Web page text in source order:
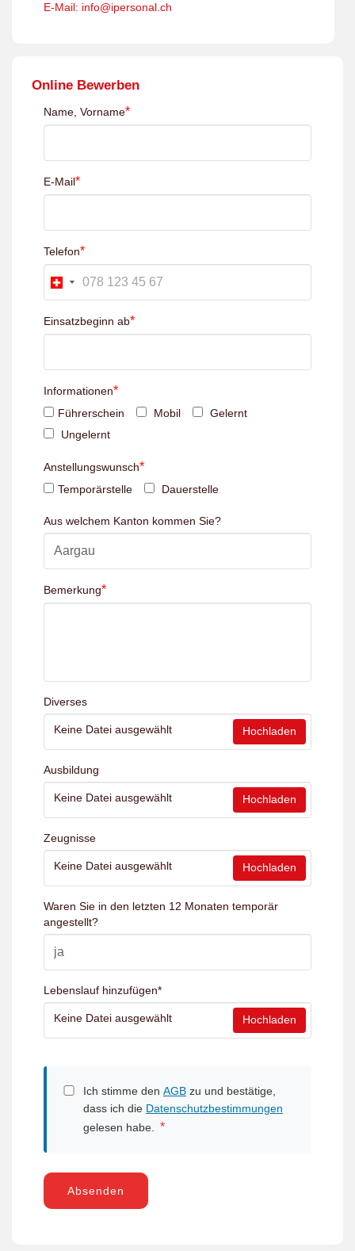
E-Mail: info@ipersonal.ch
Online Bewerben
Name, Vorname*
E-Mail*
Telefon*
Einsatzbeginn ab*
Informationen*
Führerschein Mobil
Gelernt
Ungelernt
Anstellungswunsch*
Temporärstelle Dauerstelle
Aus welchem Kanton kommen Sie?
Bemerkung*
Diverses
Keine Datei ausgewählt Hochladen
Ausbildung
Keine Datei ausgewählt Hochladen
Zeugnisse
Keine Datei ausgewählt Hochladen
Waren Sie in den letzten 12 Monaten temporär
angestellt?
Lebenslauf hinzufügen*
Keine Datei ausgewählt Hochladen
Ich stimme den AGB zu und bestätige,
dass ich die Datenschutzbestimmungen
gelesen habe.
*
Absenden